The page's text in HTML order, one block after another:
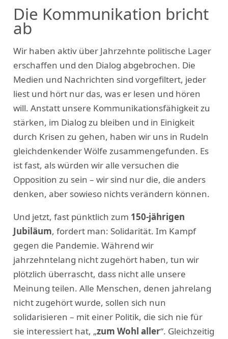
Die Kommunikation bricht
ab
Wir haben aktiv über Jahrzehnte politische Lager
erschaffen und den Dialog abgebrochen. Die
Medien und Nachrichten sind vorgefiltert, jeder
liest und hört nur das, was er lesen und hören
will. Anstatt unsere Kommunikationsfähigkeit zu
stärken, im Dialog zu bleiben und in Einigkeit
durch Krisen zu gehen, haben wir uns in Rudeln
gleichdenkender Wölfe zusammengefunden. Es
ist fast, als würden wir alle versuchen die
Opposition zu sein – wir sind nur die, die anders
denken, aber sowieso nichts verändern können.
Und jetzt, fast pünktlich zum 150-jährigen
Jubiläum, fordert man: Solidarität. Im Kampf
gegen die Pandemie. Während wir
jahrzehntelang nicht zugehört haben, tun wir
plötzlich überrascht, dass nicht alle unsere
Meinung teilen. Alle Menschen, denen jahrelang
nicht zugehört wurde, sollen sich nun
solidarisieren – mit einer Politik, die sich nie für
sie interessiert hat, „zum Wohl aller“. Gleichzeitig